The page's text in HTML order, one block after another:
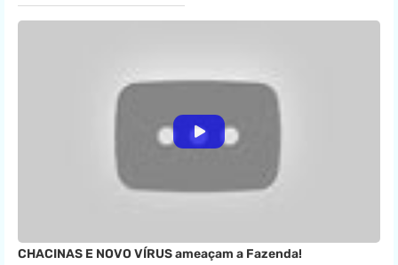
CHACINAS E NOVO VÍRUS ameaçam a Fazenda!